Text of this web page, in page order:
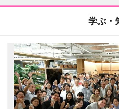
学ぶ・